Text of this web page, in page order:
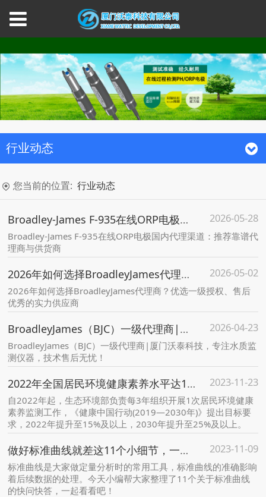
行业动态
您当前的位置: 行业动态
Broadley-James F-935在线ORP电极国内代理渠道：推荐靠谱代理商与供货商 2026-05-28
Broadley-James F-935在线ORP电极国内代理渠道：推荐靠谱代
理商与供货商
2026年如何选择BroadleyJames代理商？优选一级授权、售后优秀的实力供应商 2026-05-02
2026年如何选择BroadleyJames代理商？优选一级授权、售后
优秀的实力供应商
BroadleyJames（BJC）一级代理商|厦门沃泰科技，专注水质监测仪器，技术售后无忧！ 2026-04-23
BroadleyJames（BJC）一级代理商|厦门沃泰科技，专注水质监
测仪器，技术售后无忧！
2022年全国居民环境健康素养水平达18.8% 超额完成目标！ 2023-11-23
自2022年起，生态环境部负责每3年组织开展1次居民环境健康
素养监测工作，《健康中国行动(2019—2030年)》提出目标要
求，2022年提升至15%及以上，2030年提升至25%及以上。
做好标准曲线就差这11个小细节，一起看看吧！ 2023-11-09
标准曲线是大家做定量分析时的常用工具，标准曲线的准确影响
着后续数据的处理。今天小编帮大家整理了11个关于标准曲线
的快问快答，一起看看吧！